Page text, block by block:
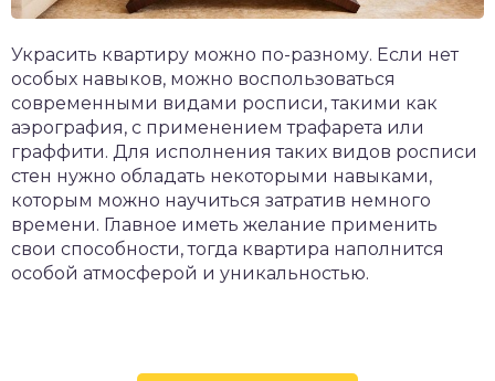
Украсить квартиру можно по-разному. Если нет
особых навыков, можно воспользоваться
современными видами росписи, такими как
аэрография, с применением трафарета или
граффити. Для исполнения таких видов росписи
стен нужно обладать некоторыми навыками,
которым можно научиться затратив немного
времени. Главное иметь желание применить
свои способности, тогда квартира наполнится
особой атмосферой и уникальностью.